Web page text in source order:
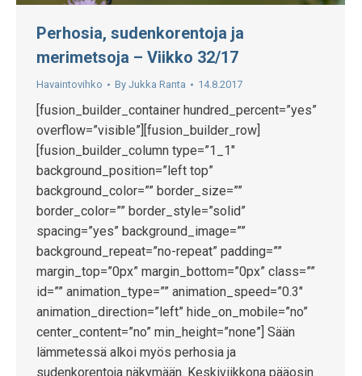
Perhosia, sudenkorentoja ja
merimetsoja – Viikko 32/17
Havaintovihko By Jukka Ranta 14.8.2017
[fusion_builder_container hundred_percent=”yes”
overflow=”visible”][fusion_builder_row]
[fusion_builder_column type=”1_1″
background_position=”left top”
background_color=”” border_size=””
border_color=”” border_style=”solid”
spacing=”yes” background_image=””
background_repeat=”no-repeat” padding=””
margin_top=”0px” margin_bottom=”0px” class=””
id=”” animation_type=”” animation_speed=”0.3″
animation_direction=”left” hide_on_mobile=”no”
center_content=”no” min_height=”none”] Sään
lämmetessä alkoi myös perhosia ja
sudenkorentoja näkymään. Keskiviikkona pääosin